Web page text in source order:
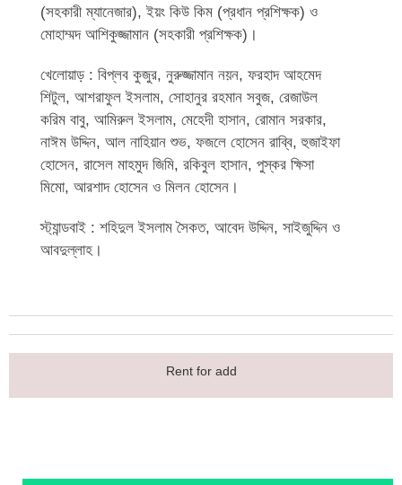
(সহকারী ম্যানেজার), ইয়ং কিউ কিম (প্রধান প্রশিক্ষক) ও
মোহাম্মদ আশিকুজ্জামান (সহকারী প্রশিক্ষক)।
খেলোয়াড় : বিপ্লব কুজুর, নুরুজ্জামান নয়ন, ফরহাদ আহমেদ
শিটুল, আশরাফুল ইসলাম, সোহানুর রহমান সবুজ, রেজাউল
করিম বাবু, আমিরুল ইসলাম, মেহেদী হাসান, রোমান সরকার,
নাঈম উদ্দিন, আল নাহিয়ান শুভ, ফজলে হোসেন রাব্বি, হুজাইফা
হোসেন, রাসেল মাহমুদ জিমি, রকিবুল হাসান, পুস্কর ক্ষিসা
মিমো, আরশাদ হোসেন ও মিলন হোসেন।
স্ট্যান্ডবাই : শহিদুল ইসলাম সৈকত, আবেদ উদ্দিন, সাইজুদ্দিন ও
আবদুল্লাহ।
Rent for add